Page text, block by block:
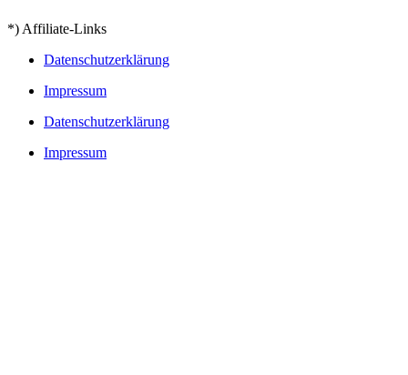
*) Affiliate-Links
Datenschutzerklärung
Impressum
Datenschutzerklärung
Impressum